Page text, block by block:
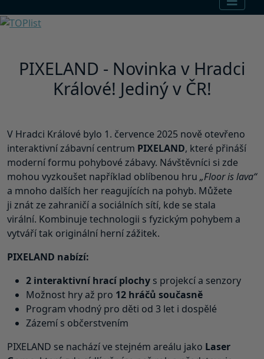
PIXELAND - Novinka v Hradci
Králové! Jediný v ČR!
V Hradci Králové bylo 1. července 2025 nově otevřeno
interaktivní zábavní centrum PIXELAND, které přináší
moderní formu pohybové zábavy. Návštěvníci si zde
mohou vyzkoušet například oblíbenou hru „Floor is lava“
a mnoho dalších her reagujících na pohyb. Můžete
ji znát ze zahraničí a sociálních sítí, kde se stala
virální. Kombinuje technologii s fyzickým pohybem a
vytváří tak originální herní zážitek.
PIXELAND nabízí:
2 interaktivní hrací plochy s projekcí a senzory
Možnost hry až pro 12 hráčů současně
Program vhodný pro děti od 3 let i dospělé
Zázemí s občerstvením
PIXELAND se nachází ve stejném areálu jako Laser